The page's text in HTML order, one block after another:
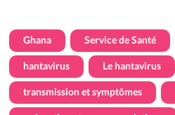
Ghana Service de Santé
hantavirus Le hantavirus
transmission et symptômes